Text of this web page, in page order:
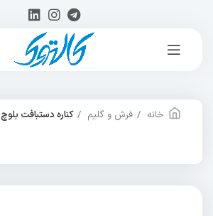
خانه فرش و گلیم کناره دستبافت بلوچ